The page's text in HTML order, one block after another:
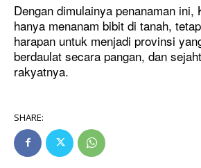
​Dengan dimulainya penanaman ini,
hanya menanam bibit di tanah,
harapan untuk menjadi provinsi
berdaulat secara pangan, dan
rakyatnya.
SHARE: